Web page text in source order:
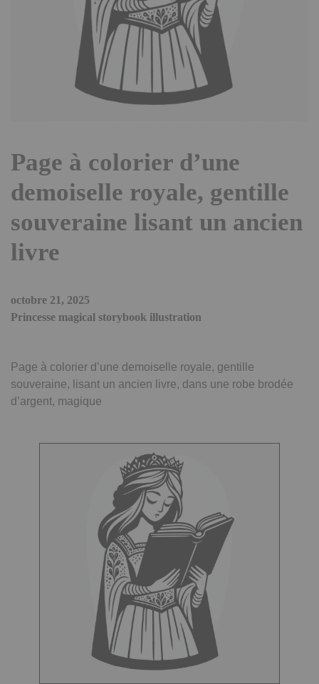
Page à colorier d’une
demoiselle royale, gentille
souveraine lisant un ancien
livre
octobre 21, 2025
Princesse magical storybook illustration
Page à colorier d’une demoiselle royale, gentille
souveraine, lisant un ancien livre, dans une robe brodée
d’argent, magique